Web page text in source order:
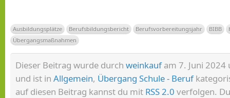
Ausbildungsplätze Berufsbildungsbericht Berufsvorbereitungsjahr BIBB
Übergangsmaßnahmen
Dieser Beitrag wurde durch weinkaufam 7. Juni 2024
und ist in Allgemein, Übergang Schule - Beruf
auf diesen Beitrag kannst du mit RSS 2.0 verfolgen.